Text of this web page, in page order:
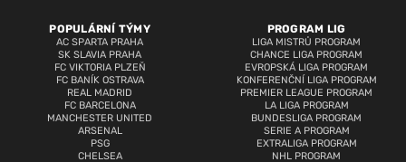
POPULÁRNÍ TÝMY
AC SPARTA PRAHA
SK SLAVIA PRAHA
FC VIKTORIA PLZEŇ
FC BANÍK OSTRAVA
REAL MADRID
FC BARCELONA
MANCHESTER UNITED
ARSENAL
PSG
CHELSEA
PROGRAM LIG
LIGA MISTRŮ PROGRAM
CHANCE LIGA PROGRAM
EVROPSKÁ LIGA PROGRAM
KONFERENČNÍ LIGA PROGRAM
PREMIER LEAGUE PROGRAM
LA LIGA PROGRAM
BUNDESLIGA PROGRAM
SERIE A PROGRAM
EXTRALIGA PROGRAM
NHL PROGRAM